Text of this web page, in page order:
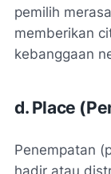
pemilih
memberikan
kebanggaan
d. Place
Penempatan
hadir atau